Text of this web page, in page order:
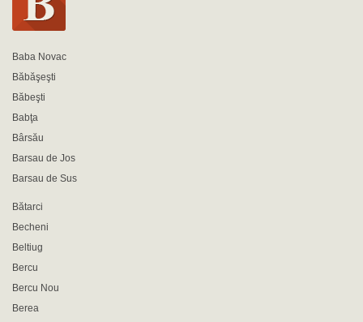
Baba Novac
Băbăşeşti
Băbeşti
Babţa
Bârsău
Barsau de Jos
Barsau de Sus
Bătarci
Becheni
Beltiug
Bercu
Bercu Nou
Berea